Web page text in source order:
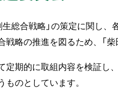
総合戦略」の策定に関し
戦略の推進を図るため、「
期的に取組内容を検証し、
のとしています。